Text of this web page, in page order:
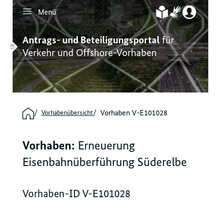
Inhalt
Hauptmenü
Servicenavigation
Footernavigation
Menü
Antrags- und Beteiligungsportalfür
Verkehr und Offshore-Vorhaben
Vorhabenübersicht Vorhaben V-E101028
Vorhaben: Erneuerung
Eisenbahnüberführung Süderelbe
Vorhaben-ID V-E101028